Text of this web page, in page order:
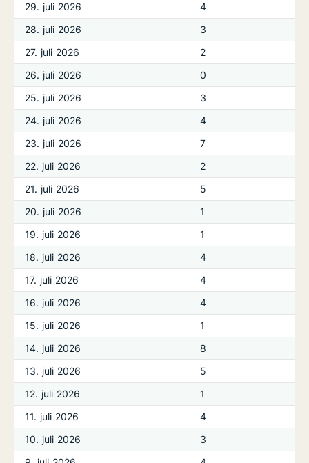
29. juli 2026
4
28. juli 2026
3
27. juli 2026
2
26. juli 2026
0
25. juli 2026
3
24. juli 2026
4
23. juli 2026
7
22. juli 2026
2
21. juli 2026
5
20. juli 2026
1
19. juli 2026
1
18. juli 2026
4
17. juli 2026
4
16. juli 2026
4
15. juli 2026
1
14. juli 2026
8
13. juli 2026
5
12. juli 2026
1
11. juli 2026
4
10. juli 2026
3